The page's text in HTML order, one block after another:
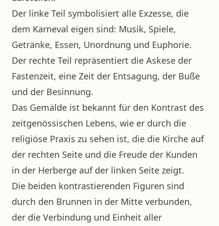
Der linke Teil symbolisiert alle Exzesse, die
dem Karneval eigen sind: Musik, Spiele,
Getränke, Essen, Unordnung und Euphorie.
Der rechte Teil repräsentiert die Askese der
Fastenzeit, eine Zeit der Entsagung, der Buße
und der Besinnung.
Das Gemälde ist bekannt für den Kontrast des
zeitgenössischen Lebens, wie er durch die
religiöse Praxis zu sehen ist, die die Kirche auf
der rechten Seite und die Freude der Kunden
in der Herberge auf der linken Seite zeigt.
Die beiden kontrastierenden Figuren sind
durch den Brunnen in der Mitte verbunden,
der die Verbindung und Einheit aller